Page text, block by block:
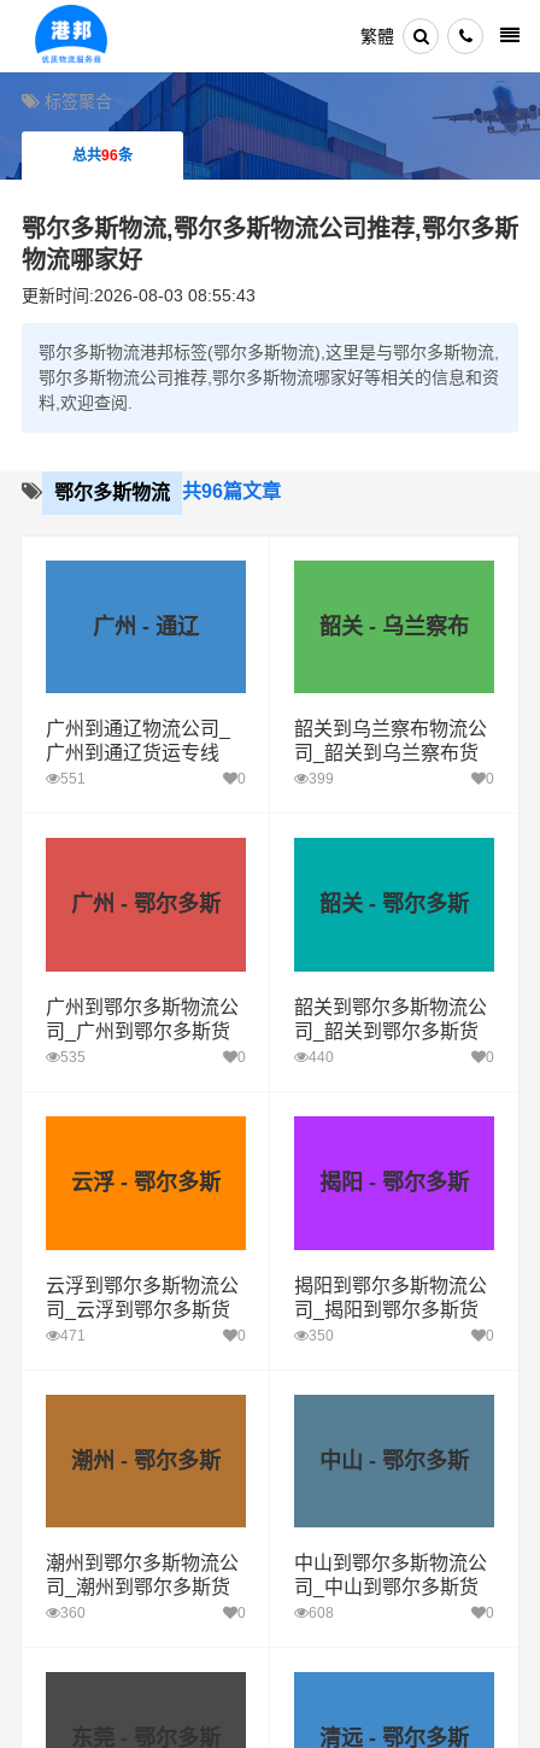
繁體
标签聚合
总共96条
鄂尔多斯物流,鄂尔多斯物流公司推荐,鄂尔多斯
物流哪家好
更新时间:2026-08-03 08:55:43
鄂尔多斯物流港邦标签(鄂尔多斯物流),这里是与鄂尔多斯物流,
鄂尔多斯物流公司推荐,鄂尔多斯物流哪家好等相关的信息和资
料,欢迎查阅.
鄂尔多斯物流 共96篇文章
广州 - 通辽
广州到通辽物流公司_
广州到通辽货运专线
551 0
韶关 - 乌兰察布
韶关到乌兰察布物流公
司_韶关到乌兰察布货
运专线
399 0
广州 - 鄂尔多斯
广州到鄂尔多斯物流公
司_广州到鄂尔多斯货
运专线
535 0
韶关 - 鄂尔多斯
韶关到鄂尔多斯物流公
司_韶关到鄂尔多斯货
运专线
440 0
云浮 - 鄂尔多斯
云浮到鄂尔多斯物流公
司_云浮到鄂尔多斯货
运专线
471 0
揭阳 - 鄂尔多斯
揭阳到鄂尔多斯物流公
司_揭阳到鄂尔多斯货
运专线
350 0
潮州 - 鄂尔多斯
潮州到鄂尔多斯物流公
司_潮州到鄂尔多斯货
运专线
360 0
中山 - 鄂尔多斯
中山到鄂尔多斯物流公
司_中山到鄂尔多斯货
运专线
608 0
东莞 - 鄂尔多斯 清远 - 鄂尔多斯